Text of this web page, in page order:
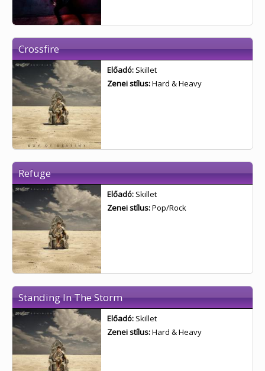
Crossfire
Előadó: Skillet
Zenei stílus:Hard & Heavy
Refuge
Előadó: Skillet
Zenei stílus:Pop/Rock
Standing In The Storm
Előadó: Skillet
Zenei stílus:Hard & Heavy